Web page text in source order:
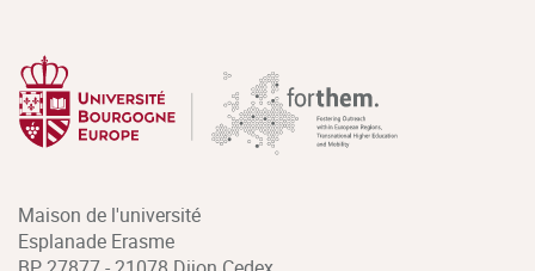
Maison de l'université
Esplanade Erasme